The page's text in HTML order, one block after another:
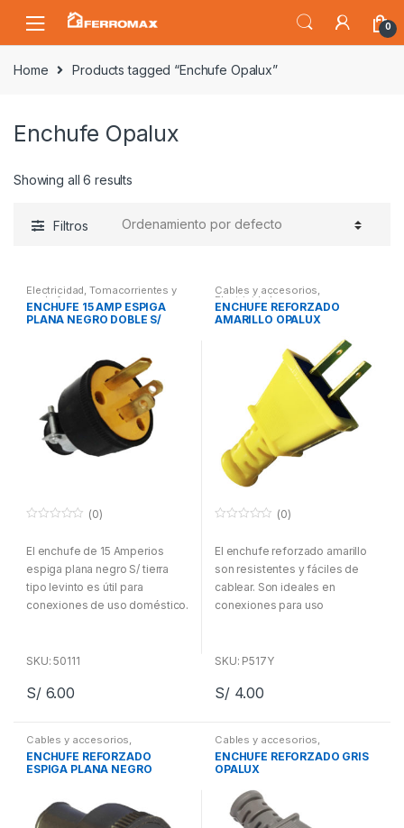
la
navegación
contenido
0
Home Products tagged “Enchufe Opalux”
Enchufe Opalux
Showing all 6 results
Filtros
Electricidad,Tomacorrientes y
enchufes
ENCHUFE 15 AMP ESPIGA
PLANA NEGRO DOBLE S/
u
r
a
d
e
(0)
El enchufe de 15 Amperios
espiga plana negro S/ tierra
tipo levinto es útil para
conexiones de uso doméstico.
cualquier corrosión.
SKU: 50111
S/6.00
Cables y accesorios,
Electricidad
ENCHUFE REFORZADO
AMARILLO OPALUX
u
r
a
d
e
(0)
El enchufe reforzado amarillo
son resistentes y fáciles de
cablear. Son ideales en
conexiones para uso
SKU: P517Y
S/4.00
Cables y accesorios,
Electricidad
ENCHUFE REFORZADO
ESPIGA PLANA NEGRO
Cables y accesorios,
Electricidad
ENCHUFE REFORZADO GRIS
OPALUX